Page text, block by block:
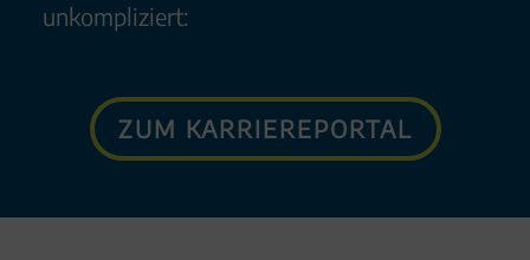
unkompliziert:
ZUM KARRIEREPORTAL